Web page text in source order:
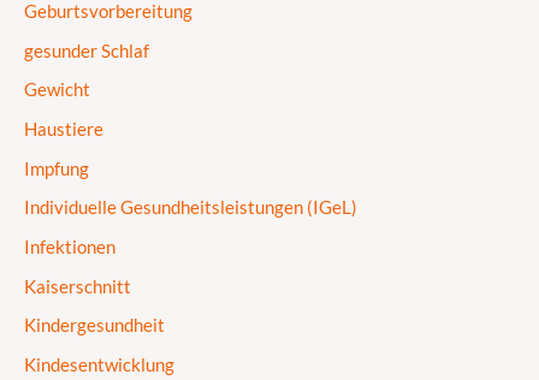
Geburtsvorbereitung
gesunder Schlaf
Gewicht
Haustiere
Impfung
Individuelle Gesundheitsleistungen (IGeL)
Infektionen
Kaiserschnitt
Kindergesundheit
Kindesentwicklung